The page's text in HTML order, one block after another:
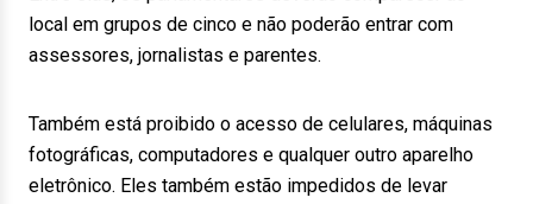
local em grupos de cinco e não poderão entrar com
assessores, jornalistas e parentes.
Também está proibido o acesso de celulares, máquinas
fotográficas, computadores e qualquer outro aparelho
eletrônico. Eles também estão impedidos de levar